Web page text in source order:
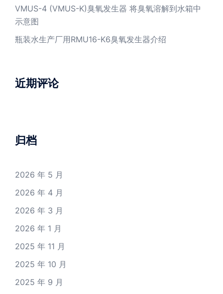
VMUS-4 (VMUS-K)臭氧发生器 将臭氧溶解到水箱中
示意图
瓶装水生产厂用RMU16-K6臭氧发生器介绍
近期评论
归档
2026 年 5 月
2026 年 4 月
2026 年 3 月
2026 年 1 月
2025 年 11 月
2025 年 10 月
2025 年 9 月